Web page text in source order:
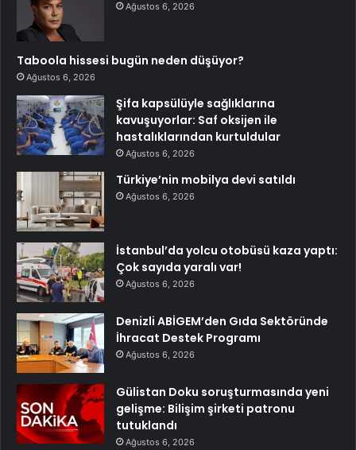
Ağustos 6, 2026
Taboola hissesi bugün neden düşüyor?
Ağustos 6, 2026
Şifa kapsülüyle sağlıklarına
kavuşuyorlar: Saf oksijen ile
hastalıklarından kurtuldular
Ağustos 6, 2026
Türkiye’nin mobilya devi satıldı
Ağustos 6, 2026
İstanbul’da yolcu otobüsü kaza yaptı:
Çok sayıda yaralı var!
Ağustos 6, 2026
Denizli ABİGEM’den Gıda Sektöründe
İhracat Destek Programı
Ağustos 6, 2026
Gülistan Doku soruşturmasında yeni
gelişme: Bilişim şirketi patronu
tutuklandı
Ağustos 6, 2026